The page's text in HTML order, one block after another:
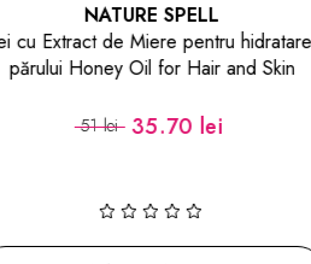
NATURE SPELL
cu Extract de Miere pentru hidratarea
părului Honey Oil for Hair and Skin
51 lei 35.70 lei